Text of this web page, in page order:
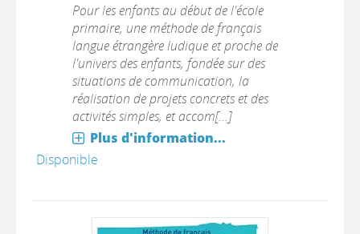
Pour les enfants au début de l'école
primaire, une méthode de français
langue étrangère ludique et proche de
l'univers des enfants, fondée sur des
situations de communication, la
réalisation de projets concrets et des
activités simples, et accom[...]
Plus d'information...
Disponible